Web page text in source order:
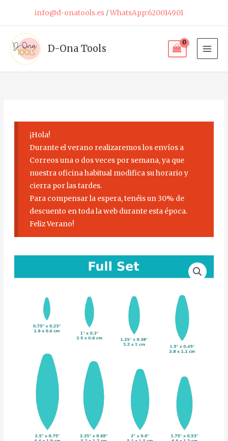
contenido
info@d-onatools.es/WhatsApp:620014901
D-Ona Tools
¡Hola!
Durante el verano realizaremos los envíos a
Correos una o dos veces por semana, ya que
nuestra oficina habitual modifica su horario y
cierra por las tardes.
Para compensar la espera, tenéis un 30% de
descuento en toda la web durante esta época.
Feliz Verano!
Completo